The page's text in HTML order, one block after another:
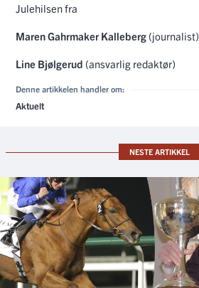
Julehilsen fra
Maren Gahrmaker Kalleberg (journalist)
Line Bjølgerud (ansvarlig redaktør)
Denne artikkelen handler om:
Aktuelt
NESTE ARTIKKEL